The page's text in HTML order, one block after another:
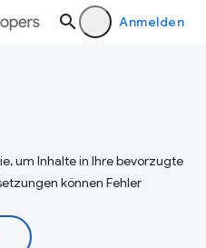
Anmelden
um Inhalte in Ihre bevorzugte
können Fehler